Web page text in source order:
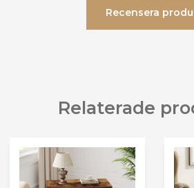
Recensera
Relaterade